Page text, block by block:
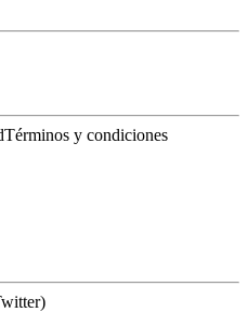
Términos y condiciones